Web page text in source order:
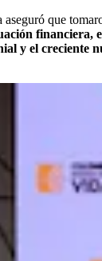
aseguró que
financiera,
y el creciente